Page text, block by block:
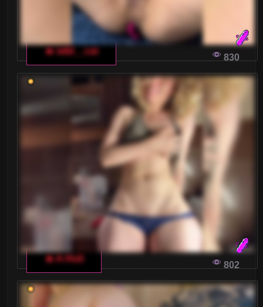
🔥 wild__cat
830
🔥 A-Huli
802